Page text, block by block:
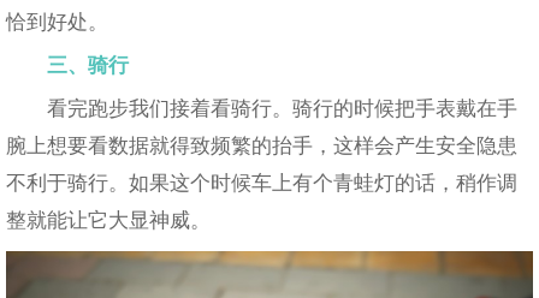
恰到好处。
三、骑行
看完跑步我们接着看骑行。骑行的时候把手表戴在手
腕上想要看数据就得致频繁的抬手，这样会产生安全隐患
不利于骑行。如果这个时候车上有个青蛙灯的话，稍作调
整就能让它大显神威。